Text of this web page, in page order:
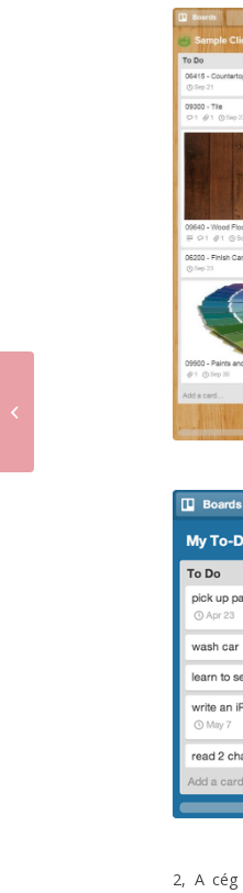
2, A cég
Gyakori hibák a céges